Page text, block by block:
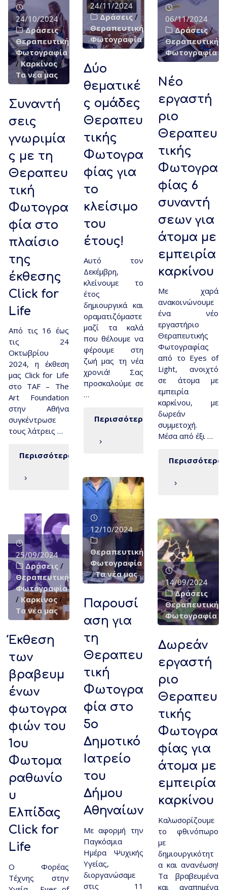
24/11/2024
Δράσεις /
Θεραπευτική
Φωτογραφία
Δύο
θεματικέ
ς ομάδες
Θεραπευ
τικής
Φωτογρα
φίας για
το
κλείσιμο
του
έτους!
Αυτό τον
Δεκέμβρη,
κλείνουμε το
έτος
δημιουργικά και
οραματιζόμαστε
μαζί τα καλά
που θέλουμε να
φέρουμε στη
ζωή μας τη νέα
χρονιά! Σας
προσκαλούμε σε
…
Περισσότερα
06/11/2024
Δράσεις /
Θεραπευτική
Φωτογραφία
Νέο
εργαστή
ριο
Θεραπευ
τικής
Φωτογρα
φίας 6
συναντή
σεων για
άτομα με
εμπειρία
καρκίνου
Με χαρά
ανακοινώνουμε
ένα νέο
εργαστήριο
Θεραπευτικής
Φωτογραφίας
από το Eyes of
Light, ανοιχτό
σε άτομα με
εμπειρία
καρκίνου, με
δωρεάν
συμμετοχή.
Μέσα από έξι …
Περισσότερα
24/10/2024
Δράσεις /
Θεραπευτική
Φωτογραφία
/ Καρκίνος /
Τα νέα μας
Συναντή
σεις
γνωριμία
ς με τη
Θεραπευ
τική
Φωτογρα
φία στο
πλαίσιο
της
έκθεσης
Click for
Life
Από τις 16 έως
τις 24
Οκτωβρίου
2024, η έκθεση
μας Click for Life
στο TAF – The
Art Foundation
στην Αθήνα
συγκέντρωσε
τους λάτρεις …
Περισσότερα
12/10/2024
Θεραπευτική
Φωτογραφία
/ Τα νέα μας
Παρουσί
αση για
τη
Θεραπευ
τική
Φωτογρα
φία στo
5o
Δημοτικό
Ιατρείο
του
Δήμου
Αθηναίων
Με αφορμή την
Παγκόσμια
Ημέρα Ψυχικής
Υγείας,
διοργανώσαμε
στις 11
25/09/2024
Δράσεις /
Θεραπευτική
Φωτογραφία
/ Καρκίνος /
Τα νέα μας
Έκθεση
των
βραβευμ
ένων
φωτογρα
φιών του
1ου
Φωτομα
ραθωνίο
υ
Ελπίδας
Click for
Life
O Φορέας
Τέχνης στην
14/09/2024
Δράσεις /
Θεραπευτική
Φωτογραφία
Δωρεάν
εργαστή
ριο
Θεραπευ
τικής
Φωτογρα
φίας για
άτομα με
εμπειρία
καρκίνου
Καλωσορίζουμε
το φθινόπωρο
με
δημιουργικότητ
α και ανανέωση!
Τα βραβευμένα
και αγαπημένα